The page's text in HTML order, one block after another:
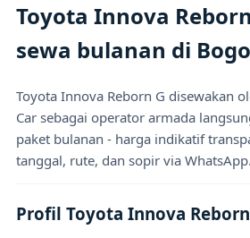
Toyota Innova
sewa bulanan di
Toyota Innova Reborn G disewakan
Car sebagai operator armada
paket bulanan - harga indikatif
tanggal, rute, dan sopir via WhatsApp.
Profil Toyota Innova Reborn